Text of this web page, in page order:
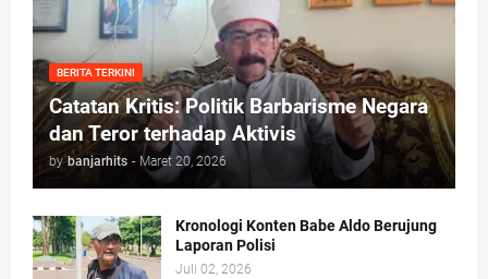
BERITA TERKINI
Catatan Kritis: Politik Barbarisme Negara
dan Teror terhadap Aktivis
by banjarhits - Maret 20, 2026
Kronologi Konten Babe Aldo Berujung
Laporan Polisi
Juli 02, 2026